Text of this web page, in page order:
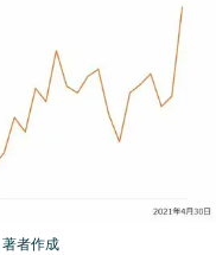
者作成